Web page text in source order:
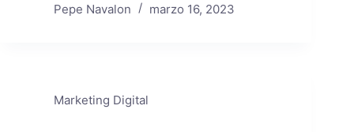
Pepe Navalon
marzo 16, 2023
Marketing Digital